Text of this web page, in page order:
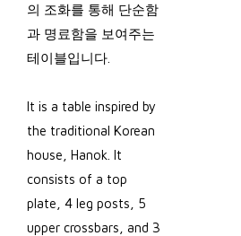
의 조화를 통해 단순함
과 명료함을 보여주는
테이블입니다.
It is a table inspired by
the traditional Korean
house, Hanok. It
consists of a top
plate, 4 leg posts, 5
upper crossbars, and 3